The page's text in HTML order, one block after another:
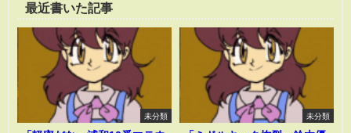
最近書いた記事
未分類 未分類